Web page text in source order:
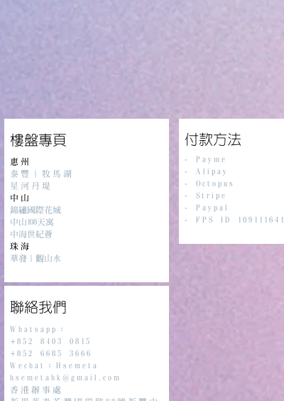
樓盤專頁
惠州
泰豐｜牧馬湖
星河丹堤
中山
錦繡國際花城
中山108天寓
中海世紀薈
珠海
華發｜觀山水
聯絡我們
Whatsapp：
+852 8403 0815
+852 6685 3666
Wechat：Hsemeta
hsemetahk@gmail.com
香港辦事處
​付款方法
- Payme
-Alipay
- Octopus
- Stripe
- Paypal
- FPS ID 109111641